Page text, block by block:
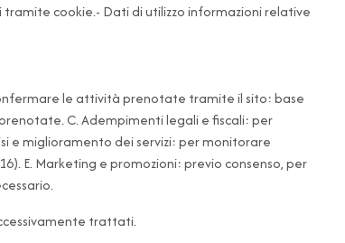
cookie.- Dati di utilizzo informazioni relative
le attività prenotate tramite il sito: base
C. Adempimenti legali e fiscali: per
e miglioramento dei servizi: per monitorare
E. Marketing e promozioni: previo consenso, per
trattati.